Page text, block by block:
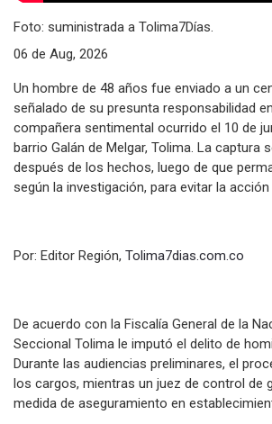
Foto: suministrada a Tolima7Días.
06 de Aug, 2026
Un hombre de 48 años fue enviado a un
señalado de su presunta responsabilidad
compañera sentimental ocurrido el 10 de
barrio Galán de Melgar, Tolima. La captura
después de los hechos, luego de que
según la investigación, para evitar la
Por: Editor Región, Tolima7dias.com.co
De acuerdo con la Fiscalía General de la
Seccional Tolima le imputó el delito de
Durante las audiencias preliminares, el
los cargos, mientras un juez de control de
medida de aseguramiento en